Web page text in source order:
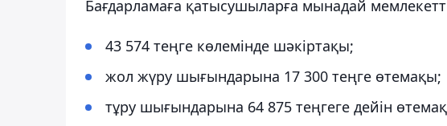
Бағдарламаға қатысушыларға мынадай
43 574 теңге көлемінде шәкіртақы;
жол жүру шығындарына 17 300 теңге өтемақы;
тұру шығындарына 64 875 теңгеге дейін